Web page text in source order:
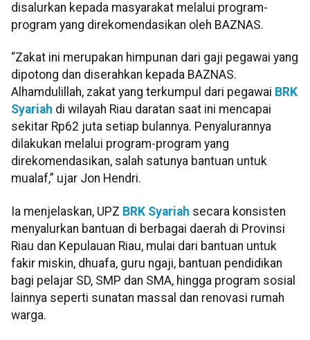
disalurkan kepada masyarakat melalui program-
program yang direkomendasikan oleh BAZNAS.
“Zakat ini merupakan himpunan dari gaji pegawai yang
dipotong dan diserahkan kepada BAZNAS.
Alhamdulillah, zakat yang terkumpul dari pegawai BRK
Syariah di wilayah Riau daratan saat ini mencapai
sekitar Rp62 juta setiap bulannya. Penyalurannya
dilakukan melalui program-program yang
direkomendasikan, salah satunya bantuan untuk
mualaf,” ujar Jon Hendri.
Ia menjelaskan, UPZ BRK Syariah secara konsisten
menyalurkan bantuan di berbagai daerah di Provinsi
Riau dan Kepulauan Riau, mulai dari bantuan untuk
fakir miskin, dhuafa, guru ngaji, bantuan pendidikan
bagi pelajar SD, SMP dan SMA, hingga program sosial
lainnya seperti sunatan massal dan renovasi rumah
warga.